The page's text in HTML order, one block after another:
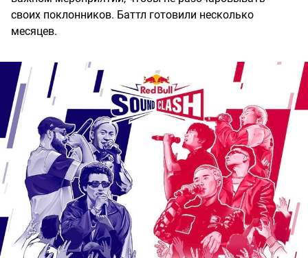
своих поклонников. Баттл готовили несколько
месяцев.